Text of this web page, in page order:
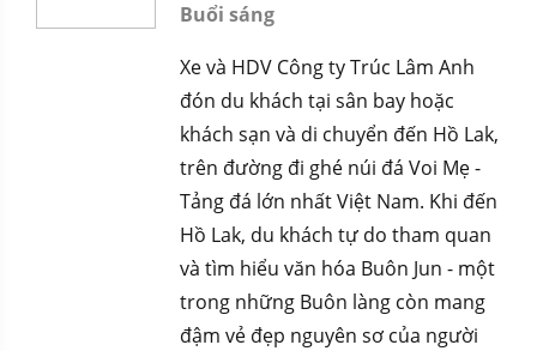
Buổi sáng
Xe và HDV Công ty Trúc Lâm Anh
đón du khách tại sân bay hoặc
khách sạn và di chuyển đến Hồ Lak,
trên đường đi ghé núi đá Voi Mẹ -
Tảng đá lớn nhất Việt Nam. Khi đến
Hồ Lak, du khách tự do tham quan
và tìm hiểu văn hóa Buôn Jun - một
trong những Buôn làng còn mang
đậm vẻ đẹp nguyên sơ của người